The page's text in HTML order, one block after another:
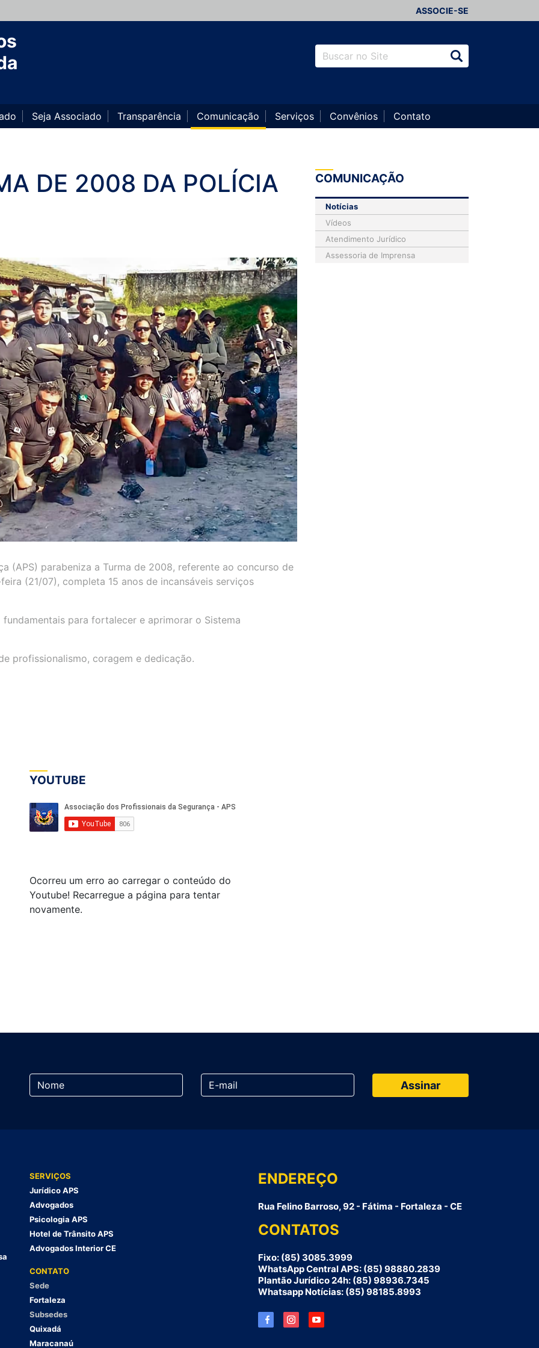
ASSOCIE-SE
Seja Associado Transparência Comunicação Serviços Convênios Contato
DE 2008 DA POLÍCIA
(APS) parabeniza a Turma de 2008, referente ao concurso de
(21/07), completa 15 anos de incansáveis serviços
para fortalecer e aprimorar o Sistema
profissionalismo, coragem e dedicação.
COMUNICAÇÃO
Notícias
Vídeos
Atendimento Jurídico
Assessoria de Imprensa
YOUTUBE
Ocorreu um erro ao carregar o conteúdo do
Youtube! Recarregue a página para tentar
novamente.
SERVIÇOS
Jurídico APS
Advogados
Psicologia APS
Hotel de Trânsito APS
Advogados Interior CE
CONTATO
Sede
Fortaleza
Subsedes
Quixadá
Maracanaú
ENDEREÇO
Rua Felino Barroso, 92 - Fátima - Fortaleza - CE
CONTATOS
Fixo: (85) 3085.3999
WhatsApp Central APS: (85) 98880.2839
Plantão Jurídico 24h: (85) 98936.7345
Whatsapp Notícias: (85) 98185.8993